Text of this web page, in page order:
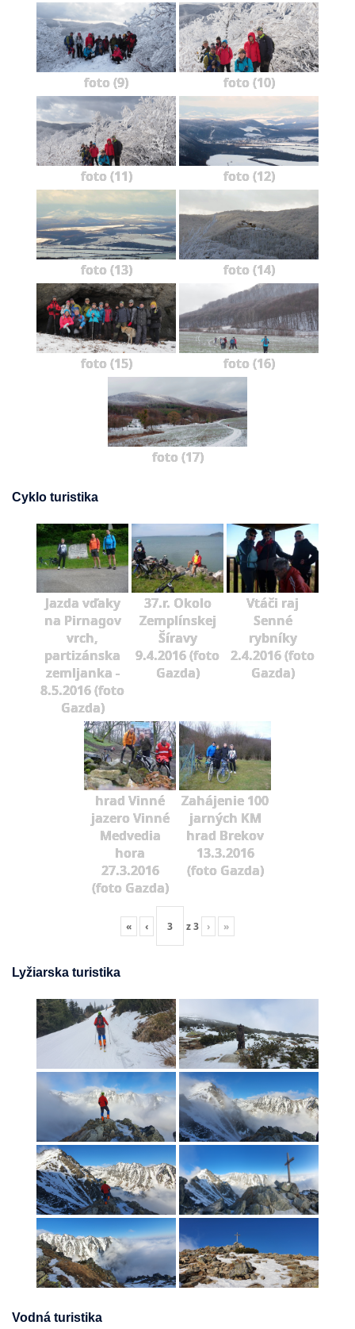
foto (9) foto (10)
foto (11) foto (12)
foto (13) foto (14)
foto (15) foto (16)
foto (17)
Cyklo turistika
Jazda vďaky
na Pirnagov
vrch,
partizánska
zemljanka -
8.5.2016 (foto
Gazda)
37.r. Okolo
Zemplínskej
Šíravy
9.4.2016 (foto
Gazda)
Vtáči raj
Senné
rybníky
2.4.2016 (foto
Gazda)
hrad Vinné
jazero Vinné
Medvedia
hora
27.3.2016
(foto Gazda)
Zahájenie 100
jarných KM
hrad Brekov
13.3.2016
(foto Gazda)
« ‹ z3 › »
Lyžiarska turistika
Vodná turistika